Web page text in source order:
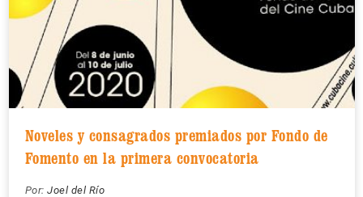
Noveles y consagrados premiados por Fondo de
Fomento en la primera convocatoria
Por: Joel del Río